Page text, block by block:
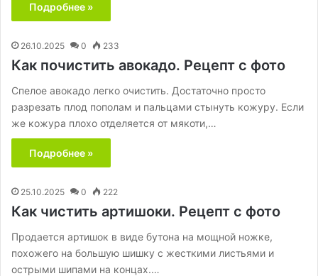
Подробнее »
26.10.2025 0 233
Как почистить авокадо. Рецепт с фото
Спелое авокадо легко очистить. Достаточно просто
разрезать плод пополам и пальцами стынуть кожуру. Если
же кожура плохо отделяется от мякоти,…
Подробнее »
25.10.2025 0 222
Как чистить артишоки. Рецепт с фото
Продается артишок в виде бутона на мощной ножке,
похожего на большую шишку с жесткими листьями и
острыми шипами на концах.…